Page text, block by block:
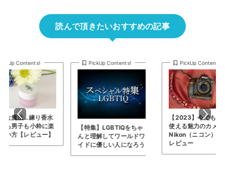
読んで頂きたいおすすめの記事
【特集】LGBTIQをちゃ
んと理解してワールドワ
イドに優しい人になろう
PickUp Contents!
【2023】今でも現役で
使える魅力のカメラ…
Nikon（ニコン） D3を
レビュー
PickUp Contents!
レビュ
記念！
トガ